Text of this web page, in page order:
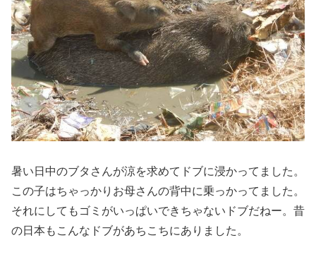
暑い日中のブタさんが涼を求めてドブに浸かってました。
この子はちゃっかりお母さんの背中に乗っかってました。
それにしてもゴミがいっぱいできちゃないドブだねー。昔
の日本もこんなドブがあちこちにありました。